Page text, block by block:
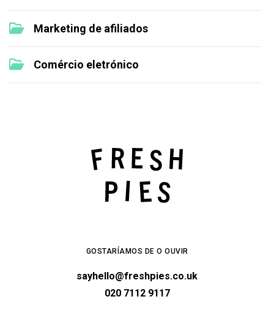
Marketing de afiliados
Comércio eletrónico
GOSTARÍAMOS DE O OUVIR
sayhello@freshpies.co.uk
020 7112 9117